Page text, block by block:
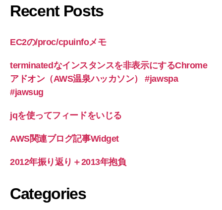
Recent Posts
EC2の/proc/cpuinfoメモ
terminatedなインスタンスを非表示にするChrome
アドオン（AWS温泉ハッカソン） #jawspa
#jawsug
jqを使ってフィードをいじる
AWS関連ブログ記事Widget
2012年振り返り＋2013年抱負
Categories